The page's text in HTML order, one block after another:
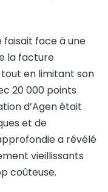
faisait face à une
la facture
en limitant son
20 000 points
d’Agen était
et de
a révélé
vieillissants
coûteuse.